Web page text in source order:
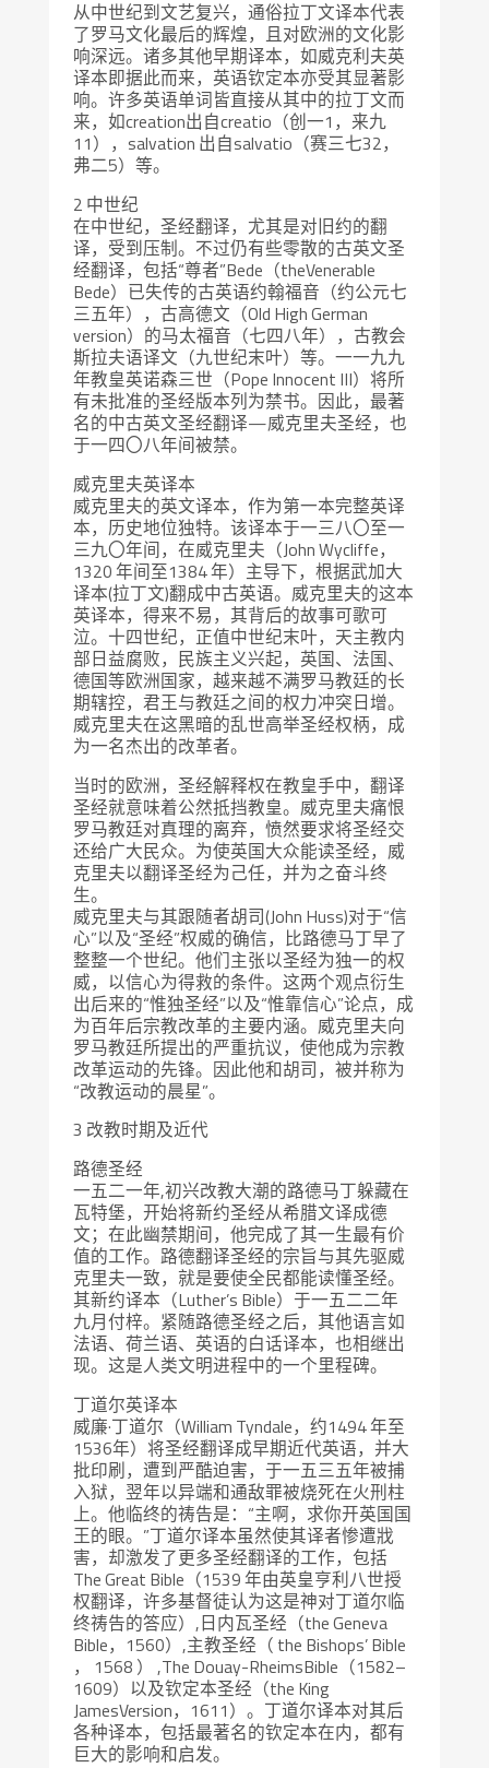
从中世纪到文艺复兴，通俗拉丁文译本代表
了罗马文化最后的辉煌，且对欧洲的文化影
响深远。诸多其他早期译本，如威克利夫英
译本即据此而来，英语钦定本亦受其显著影
响。许多英语单词皆直接从其中的拉丁文而
来，如creation出自creatio（创一1，来九
11），salvation 出自salvatio（赛三七32，
弗二5）等。
2 中世纪
在中世纪，圣经翻译，尤其是对旧约的翻
译，受到压制。不过仍有些零散的古英文圣
经翻译，包括“尊者”Bede（theVenerable
Bede）已失传的古英语约翰福音（约公元七
三五年），古高德文（Old High German
version）的马太福音（七四八年），古教会
斯拉夫语译文（九世纪末叶）等。一一九九
年教皇英诺森三世（Pope Innocent III）将所
有未批准的圣经版本列为禁书。因此，最著
名的中古英文圣经翻译—威克里夫圣经，也
于一四〇八年间被禁。
威克里夫英译本
威克里夫的英文译本，作为第一本完整英译
本，历史地位独特。该译本于一三八〇至一
三九〇年间，在威克里夫（John Wycliffe，
1320 年间至1384 年）主导下，根据武加大
译本(拉丁文)翻成中古英语。威克里夫的这本
英译本，得来不易，其背后的故事可歌可
泣。十四世纪，正值中世纪末叶，天主教内
部日益腐败，民族主义兴起，英国、法国、
德国等欧洲国家，越来越不满罗马教廷的长
期辖控，君王与教廷之间的权力冲突日增。
威克里夫在这黑暗的乱世高举圣经权柄，成
为一名杰出的改革者。
当时的欧洲，圣经解释权在教皇手中，翻译
圣经就意味着公然抵挡教皇。威克里夫痛恨
罗马教廷对真理的离弃，愤然要求将圣经交
还给广大民众。为使英国大众能读圣经，威
克里夫以翻译圣经为己任，并为之奋斗终
生。
威克里夫与其跟随者胡司(John Huss)对于“信
心”以及“圣经”权威的确信，比路德马丁早了
整整一个世纪。他们主张以圣经为独一的权
威，以信心为得救的条件。这两个观点衍生
出后来的“惟独圣经”以及“惟靠信心”论点，成
为百年后宗教改革的主要内涵。威克里夫向
罗马教廷所提出的严重抗议，使他成为宗教
改革运动的先锋。因此他和胡司，被并称为
“改教运动的晨星”。
3 改教时期及近代
路德圣经
一五二一年,初兴改教大潮的路德马丁躲藏在
瓦特堡，开始将新约圣经从希腊文译成德
文；在此幽禁期间，他完成了其一生最有价
值的工作。路德翻译圣经的宗旨与其先驱威
克里夫一致，就是要使全民都能读懂圣经。
其新约译本（Luther’s Bible）于一五二二年
九月付梓。紧随路德圣经之后，其他语言如
法语、荷兰语、英语的白话译本，也相继出
现。这是人类文明进程中的一个里程碑。
丁道尔英译本
威廉·丁道尔（William Tyndale，约1494 年至
1536年）将圣经翻译成早期近代英语，并大
批印刷，遭到严酷迫害，于一五三五年被捕
入狱，翌年以异端和通敌罪被烧死在火刑柱
上。他临终的祷告是：“主啊，求你开英国国
王的眼。”丁道尔译本虽然使其译者惨遭戕
害，却激发了更多圣经翻译的工作，包括
The Great Bible（1539 年由英皇亨利八世授
权翻译，许多基督徒认为这是神对丁道尔临
终祷告的答应）,日内瓦圣经（the Geneva
Bible，1560）,主教圣经（ the Bishops’ Bible
， 1568 ） ,The Douay-RheimsBible（1582–
1609）以及钦定本圣经（the King
JamesVersion，1611）。丁道尔译本对其后
各种译本，包括最著名的钦定本在内，都有
巨大的影响和启发。